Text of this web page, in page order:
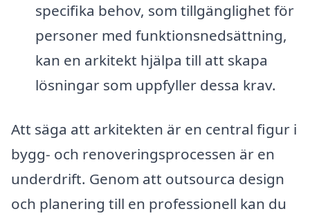
specifika behov, som tillgänglighet för
personer med funktionsnedsättning,
kan en arkitekt hjälpa till att skapa
lösningar som uppfyller dessa krav.
Att säga att arkitekten är en central figur i
bygg- och renoveringsprocessen är en
underdrift. Genom att outsourca design
och planering till en professionell kan du